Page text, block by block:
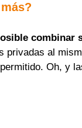
combinar
privadas al
Oh, y